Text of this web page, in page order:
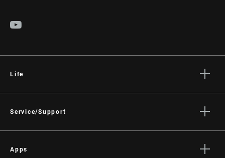
Life
Kultur
Service/Support
Händler Support
Apps